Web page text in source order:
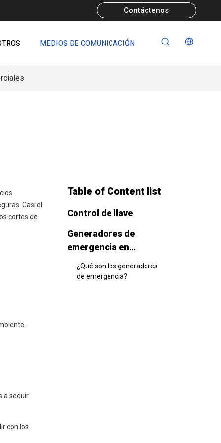
Contáctenos
MEDIOS DE COMUNICACIÓN
Casi el
cortes de
a seguir
con los
Table of Content list
Control de llave
Generadores de
emergencia en
¿Qué son los generadores
de emergencia?